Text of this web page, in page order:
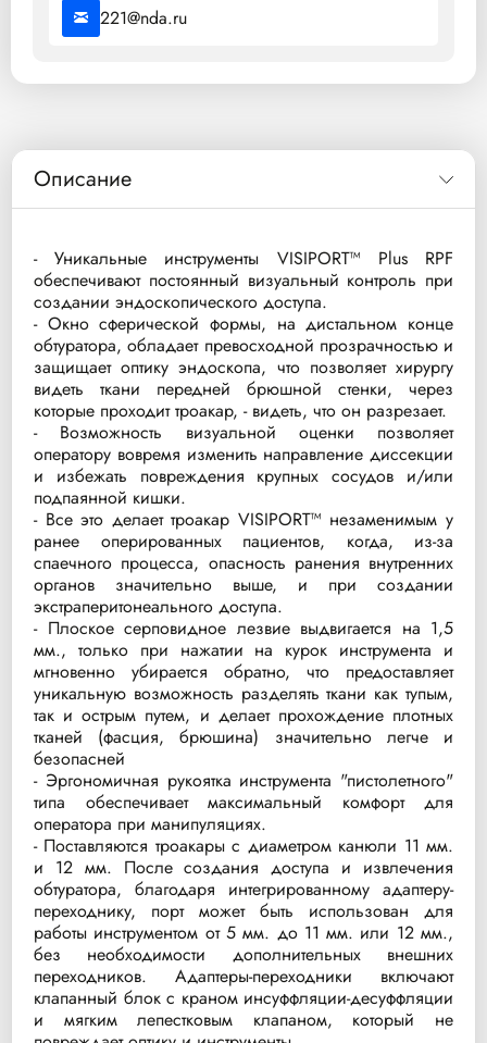
221@nda.ru
Описание
- Уникальные инструменты VISIPORT™ Plus RPF
обеспечивают постоянный визуальный контроль при
создании эндоскопического доступа.
- Окно сферической формы, на дистальном конце
обтуратора, обладает превосходной прозрачностью и
защищает оптику эндоскопа, что позволяет хирургу
видеть ткани передней брюшной стенки, через
которые проходит троакар, - видеть, что он разрезает.
- Возможность визуальной оценки позволяет
оператору вовремя изменить направление диссекции
и избежать повреждения крупных сосудов и/или
подпаянной кишки.
- Все это делает троакар VISIPORT™ незаменимым у
ранее оперированных пациентов, когда, из-за
спаечного процесса, опасность ранения внутренних
органов значительно выше, и при создании
экстраперитонеального доступа.
- Плоское серповидное лезвие выдвигается на 1,5
мм., только при нажатии на курок инструмента и
мгновенно убирается обратно, что предоставляет
уникальную возможность разделять ткани как тупым,
так и острым путем, и делает прохождение плотных
тканей (фасция, брюшина) значительно легче и
безопасней
- Эргономичная рукоятка инструмента "пистолетного"
типа обеспечивает максимальный комфорт для
оператора при манипуляциях.
- Поставляются троакары с диаметром канюли 11 мм.
и 12 мм. После создания доступа и извлечения
обтуратора, благодаря интегрированному адаптеру-
переходнику, порт может быть использован для
работы инструментом от 5 мм. до 11 мм. или 12 мм.,
без необходимости дополнительных внешних
переходников. Адаптеры-переходники включают
клапанный блок с краном инсуффляции-десуффляции
и мягким лепестковым клапаном, который не